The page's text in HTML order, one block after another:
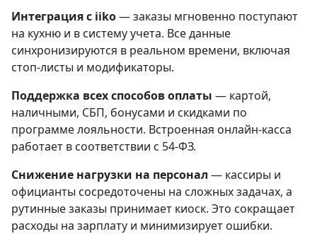
Интеграция с iiko— заказы мгновенно поступают
на кухню и в систему учета. Все данные
синхронизируются в реальном времени, включая
стоп-листы и модификаторы.
Поддержка всех способов оплаты — картой,
наличными, СБП, бонусами и скидками по
программе лояльности. Встроенная онлайн-касса
работает в соответствии с 54-ФЗ.
Снижение нагрузки на персонал — кассиры и
официанты сосредоточены на сложных задачах, а
рутинные заказы принимает киоск. Это сокращает
расходы на зарплату и минимизирует ошибки.